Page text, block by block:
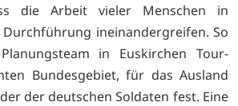
die Arbeit vieler Menschen in
ineinandergreifen. So
in Euskirchen Tour-
Bundesgebiet, für das Ausland
der deutschen Soldaten fest. Eine